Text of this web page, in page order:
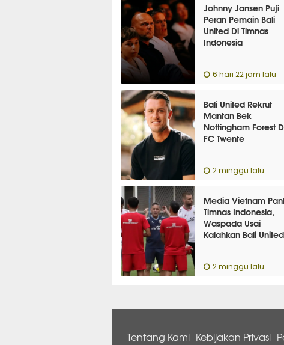
Johnny Jansen Puji
Peran Pemain Bali
United Di Timnas
Indonesia
6 hari 22 jam lalu
Bali United Rekrut
Mantan Bek
Nottingham Forest
FC Twente
2 minggu lalu
Media Vietnam
Timnas Indonesia,
Waspada Usai
Kalahkan Bali United
2 minggu lalu
Tentang Kami Kebijakan Privasi